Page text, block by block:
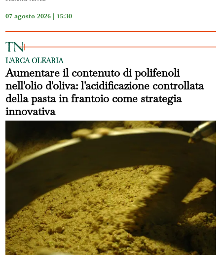
07 agosto 2026 | 15:30
L'ARCA OLEARIA
Aumentare il contenuto di polifenoli
nell'olio d'oliva: l'acidificazione controllata
della pasta in frantoio come strategia
innovativa